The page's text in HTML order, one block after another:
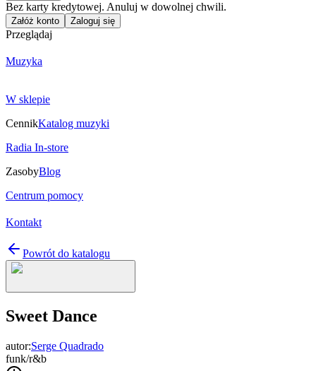
Bez karty kredytowej. Anuluj w dowolnej chwili.
Załóż konto Zaloguj się
Przeglądaj
Muzyka
W sklepie
CennikKatalog muzyki
Radia In-store
ZasobyBlog
Centrum pomocy
Kontakt
Powrót do katalogu
Sweet Dance
autor:Serge Quadrado
funk/r&b